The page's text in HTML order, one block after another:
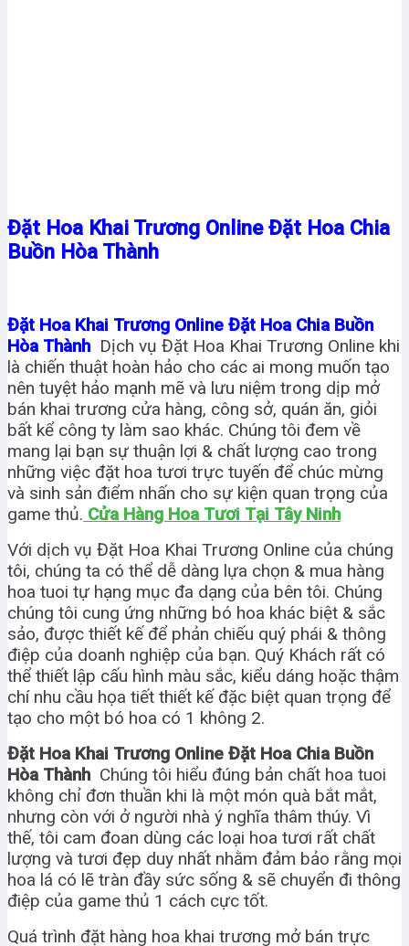
Đặt Hoa Khai Trương Online Đặt Hoa Chia
Buồn Hòa Thành
Đặt Hoa Khai Trương Online Đặt Hoa Chia Buồn
Hòa Thành Dịch vụ Đặt Hoa Khai Trương Online khi
là chiến thuật hoàn hảo cho các ai mong muốn tạo
nên tuyệt hảo mạnh mẽ và lưu niệm trong dịp mở
bán khai trương cửa hàng, công sở, quán ăn, giỏi
bất kể công ty làm sao khác. Chúng tôi đem về
mang lại bạn sự thuận lợi & chất lượng cao trong
những việc đặt hoa tươi trực tuyến để chúc mừng
và sinh sản điểm nhấn cho sự kiện quan trọng của
game thủ. Cửa Hàng Hoa Tươi Tại Tây Ninh
Với dịch vụ Đặt Hoa Khai Trương Online của chúng
tôi, chúng ta có thể dễ dàng lựa chọn & mua hàng
hoa tuoi tự hạng mục đa dạng của bên tôi. Chúng
chúng tôi cung ứng những bó hoa khác biệt & sắc
sảo, được thiết kế để phản chiếu quý phái & thông
điệp của doanh nghiệp của bạn. Quý Khách rất có
thể thiết lập cấu hình màu sắc, kiểu dáng hoặc thậm
chí nhu cầu họa tiết thiết kế đặc biệt quan trọng để
tạo cho một bó hoa có 1 không 2.
Đặt Hoa Khai Trương Online Đặt Hoa Chia Buồn
Hòa Thành Chúng tôi hiểu đúng bản chất hoa tuoi
không chỉ đơn thuần khi là một món quà bắt mắt,
nhưng còn với ở người nhà ý nghĩa thâm thúy. Vì
thế, tôi cam đoan dùng các loại hoa tươi rất chất
lượng và tươi đẹp duy nhất nhằm đảm bảo rằng mọi
hoa lá có lẽ tràn đầy sức sống & sẽ chuyển đi thông
điệp của game thủ 1 cách cực tốt.
Quá trình đặt hàng hoa khai trương mở bán trực